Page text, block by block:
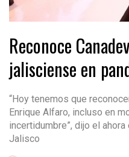
Reconoce
jalisciense en
“Hoy tenemos que
Enrique Alfaro, incluso en
incertidumbre”, dijo el
Jalisco